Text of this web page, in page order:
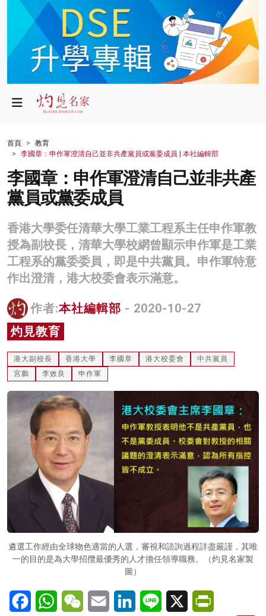
政局
財經
生活
健康
商業
科技
影片
名家榜
灼見活動
關於我們
首頁
教育
李國章：申作軍澄清自己並非共產黨員或黨委成員 | 本社編輯部
李國章：申作軍澄清自己並非共產
黨員或黨委成員
香港大學委任清華大學工業工程系主任申作軍教
授為副校長，清華大學校網曾顯示申作軍是工業
工程系的黨委委員，即是中共黨員。申作軍特意
作出澄清，港大校委會表示滿意。
作者:本社編輯部 - 2020-10-27
灼見教育
港大副校長 香港大學 李國章 港大校委會
中共黨員
宮鵬
李效良 申作軍
遴選工作經由全球物色適當的人選，審視和諮詢過程詳盡嚴謹，其唯
一的目的是為大學招攬最優秀的人才擔任領導職務。（灼見名家製
圖）
FacebookWhatsAppWeChatEmail LinkedInLine X